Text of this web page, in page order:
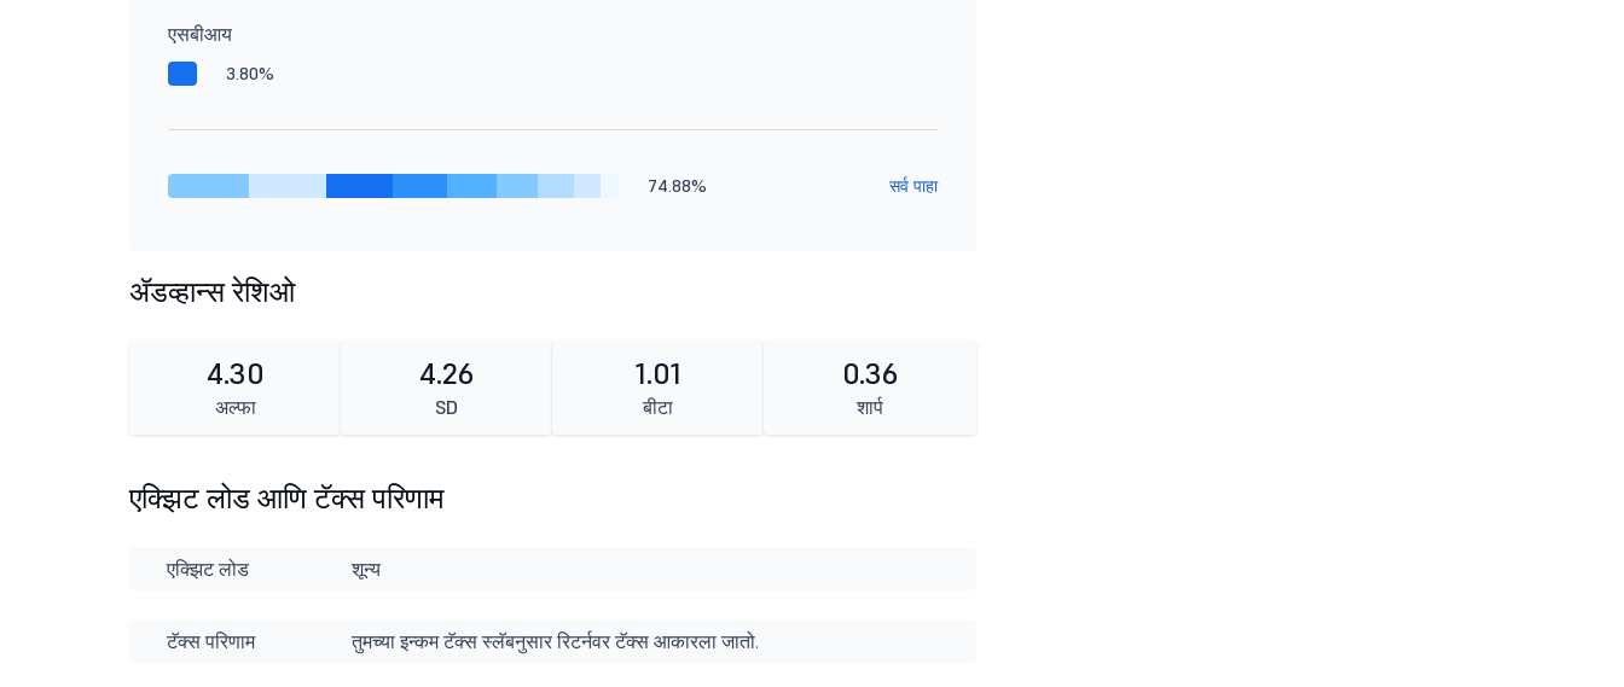
एसबीआय
3.80%
74.88% सर्व पाहा
ॲडव्हान्स रेशिओ
4.30
अल्फा
4.26
SD
1.01
बीटा
0.36
शार्प
एक्झिट लोड आणि टॅक्स परिणाम
एक्झिट लोड शून्य
टॅक्स परिणाम तुमच्या इन्कम टॅक्स स्लॅबनुसार रिटर्नवर टॅक्स आकारला जातो.